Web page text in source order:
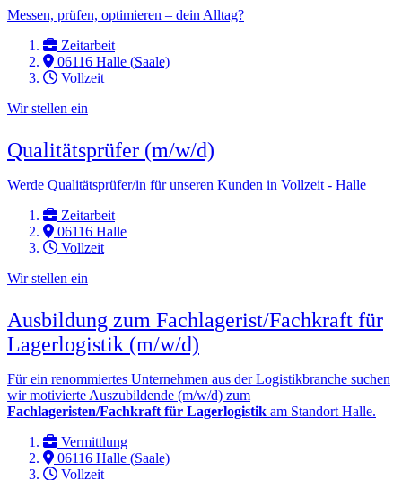
Messen, prüfen, optimieren – dein Alltag?
Zeitarbeit
06116 Halle (Saale)
Vollzeit
Wir stellen ein
Qualitätsprüfer (m/w/d)
Werde Qualitätsprüfer/in für unseren Kunden in Vollzeit - Halle
Zeitarbeit
06116 Halle
Vollzeit
Wir stellen ein
Ausbildung zum Fachlagerist/Fachkraft für
Lagerlogistik (m/w/d)
Für ein renommiertes Unternehmen aus der Logistikbranche suchen
wir motivierte Auszubildende (m/w/d) zum
Fachlageristen/Fachkraft für Lagerlogistik am Standort Halle.
Vermittlung
06116 Halle (Saale)
Vollzeit